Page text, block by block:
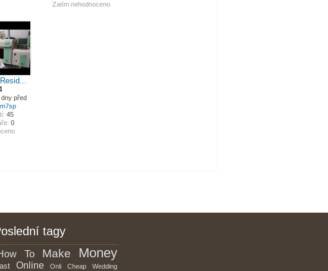
Zatím nehodnoceno
dny před
45
0
tagy
To Make Money
Online Onli Cheap
Wedding